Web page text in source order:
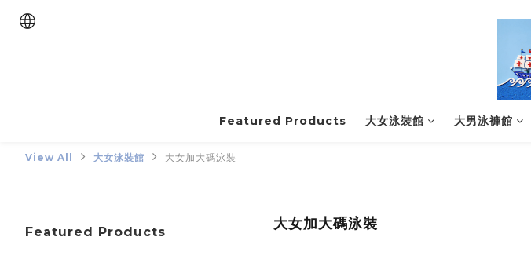
Featured Products 大女泳裝館 大男泳褲館
View All 大女泳裝館 大女加大碼泳裝
Featured Products 大女加大碼泳裝